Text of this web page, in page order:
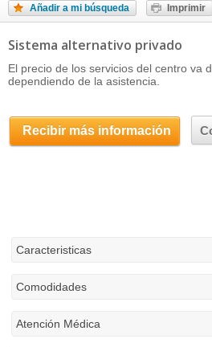
Añadir a mi búsqueda Imprimir
Sistema alternativo privado
El precio de los servicios del centro va
dependiendo de la asistencia.
Recibir más información
Caracteristicas
Comodidades
Atención Médica